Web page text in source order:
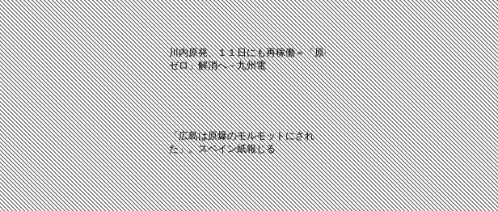
川内原発、１１日にも再稼働＝「原発
ゼロ」解消へ－九州電
「広島は原爆のモルモットにされ
た」。スペイン紙報じる